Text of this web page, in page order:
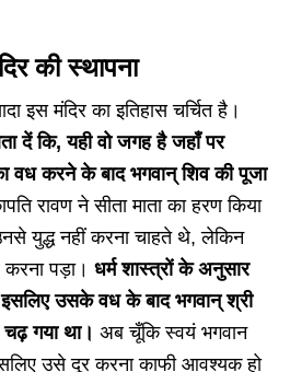
की स्थापना
इस मंदिर का इतिहास चर्चित है।
दें कि, यही वो जगह है जहाँ पर
वध करने के बाद भगवान् शिव की पूजा
रावण ने सीता माता का हरण किया
युद्ध नहीं करना चाहते थे, लेकिन
पड़ा। धर्म शास्त्रों के अनुसार
उसके वध के बाद भगवान् श्री
चढ़ गया था। अब चूँकि स्वयं भगवान
उसे दूर करना काफी आवश्यक हो